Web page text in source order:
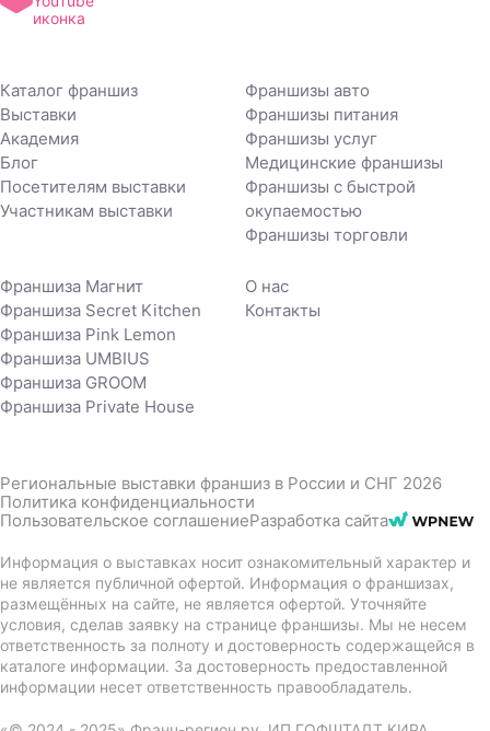
Каталог франшиз
Выставки
Академия
Блог
Посетителям выставки
Участникам выставки
Франшизы авто
Франшизы питания
Франшизы услуг
Медицинские франшизы
Франшизы с быстрой
окупаемостью
Франшизы торговли
Франшиза Магнит
Франшиза Secret Kitchen
Франшиза Pink Lemon
Франшиза UMBIUS
Франшиза GROOM
Франшиза Private House
О нас
Контакты
Региональные выставки франшиз в России и СНГ 2026
Политика конфиденциальности
Пользовательское соглашениеРазработка сайта
Информация о выставках носит ознакомительный характер и
не является публичной офертой. Информация о франшизах,
размещённых на сайте, не является офертой. Уточняйте
условия, сделав заявку на странице франшизы. Мы не несем
ответственность за полноту и достоверность содержащейся в
каталоге информации. За достоверность предоставленной
информации несет ответственность правообладатель.